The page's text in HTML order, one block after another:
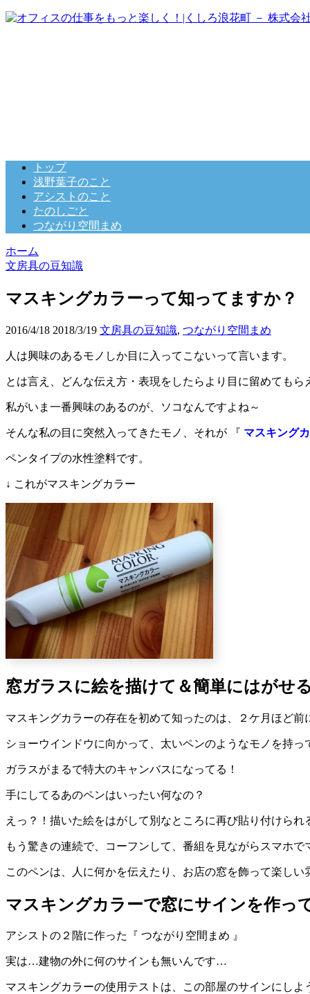
トップ
浅野葉子のこと
アシストのこと
たのしごと
つながり空間まめ
ホーム
文房具の豆知識
マスキングカラーって知ってますか？
2016/4/18 2018/3/19 文房具の豆知識, つながり空間まめ
人は興味のあるモノしか目に入ってこないって言います。
とは言え、どんな伝え方・表現をしたらより目に留めてもら
私がいま一番興味のあるのが、ソコなんですよね～
そんな私の目に突然入ってきたモノ、それが 『 マスキング
ペンタイプの水性塗料です。
↓ これがマスキングカラー
窓ガラスに絵を描けて＆簡単にはがせ
マスキングカラーの存在を初めて知ったのは、２ケ月ほど前
ショーウインドウに向かって、太いペンのようなモノを持
ガラスがまるで特大のキャンバスになってる！
手にしてるあのペンはいったい何なの？
えっ？！描いた絵をはがして別なところに再び貼り付けられ
もう驚きの連続で、コーフンして、番組を見ながらスマホで
このペンは、人に何かを伝えたり、お店の窓を飾って楽しい
マスキングカラーで窓にサインを作っ
アシストの２階に作った『 つながり空間まめ 』
実は…建物の外に何のサインも無いんです…
マスキングカラーの使用テストは、この部屋のサインにし